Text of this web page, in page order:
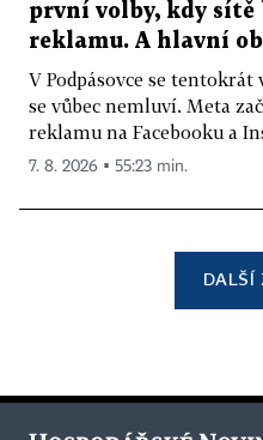
první volby, kdy
reklamu. A hlavní
V Podpásovce se
se vůbec nemluví. Meta
reklamu na Facebooku a
7. 8. 2026 ▪ 55:23 min.
DALŠÍ